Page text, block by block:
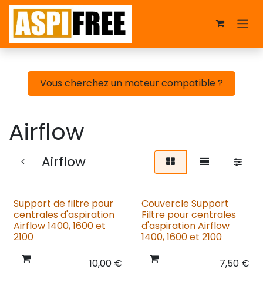
Se rendre au contenu
Vous cherchez un moteur compatible ?
Airflow
Airflow
Support de filtre pour
centrales d'aspiration
Airflow 1400, 1600 et
2100
10,00€
Couvercle Support
Filtre pour centrales
d'aspiration Airflow
1400, 1600 et 2100
7,50 €